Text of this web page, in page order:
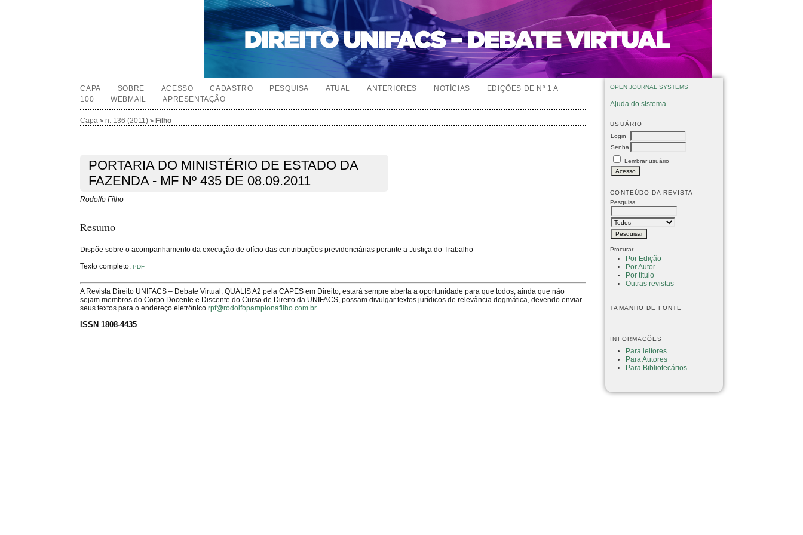
OPEN JOURNAL SYSTEMS
Ajuda do sistema
USUÁRIO
Login
Senha
Lembrar usuário
CONTEÚDO DA REVISTA
Pesquisa
Procurar
Por Edição
Por Autor
Por título
Outras revistas
TAMANHO DE FONTE
INFORMAÇÕES
Para leitores
Para Autores
Para Bibliotecários
CAPA SOBRE ACESSO CADASTRO PESQUISA ATUAL ANTERIORES NOTÍCIAS
EDIÇÕES DE Nº 1 A
100
WEBMAIL APRESENTAÇÃO
Capa >n. 136 (2011) > Filho
PORTARIA DO MINISTÉRIO DE ESTADO DA
FAZENDA - MF Nº 435 DE 08.09.2011
Rodolfo Filho
Resumo
Dispõe sobre o acompanhamento da execução de ofício das contribuições previdenciárias perante a Justiça do Trabalho
Texto completo:PDF
A Revista Direito UNIFACS – Debate Virtual, QUALIS A2 pela CAPES em Direito, estará sempre aberta a oportunidade para que todos, ainda que não
sejam membros do Corpo Docente e Discente do Curso de Direito da UNIFACS, possam divulgar textos jurídicos de relevância dogmática, devendo enviar
seus textos para o endereço eletrônicorpf@rodolfopamplonafilho.com.br
ISSN 1808-4435